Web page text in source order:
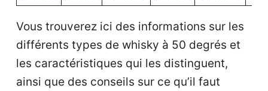
Vous trouverez ici des informations sur les
différents types de whisky à 50 degrés et
les caractéristiques qui les distinguent,
ainsi que des conseils sur ce qu’il faut